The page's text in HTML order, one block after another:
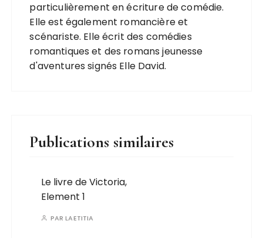
particulièrement en écriture de comédie.
Elle est également romancière et
scénariste. Elle écrit des comédies
romantiques et des romans jeunesse
d'aventures signés Elle David.
Publications similaires
Le livre de Victoria,
Element 1
PARLAETITIA